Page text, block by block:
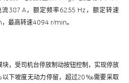
387 A，额定频率62.55 Hz，额定转速
最高转速4094 r/min。
，受司机台停放制动按钮控制，实现停放
下坡度无动力停留，超过20‰需要采取